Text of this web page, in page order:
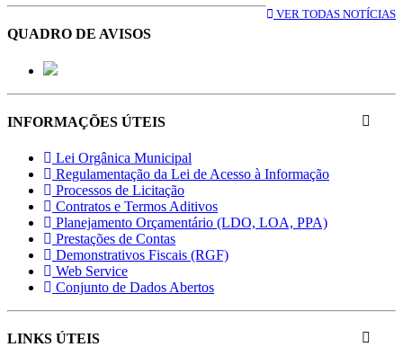
VER TODAS NOTÍCIAS
QUADRO DE AVISOS
INFORMAÇÕES ÚTEIS
Lei Orgânica Municipal
Regulamentação da Lei de Acesso à Informação
Processos de Licitação
Contratos e Termos Aditivos
Planejamento Orçamentário (LDO, LOA, PPA)
Prestações de Contas
Demonstrativos Fiscais (RGF)
Web Service
Conjunto de Dados Abertos
LINKS ÚTEIS